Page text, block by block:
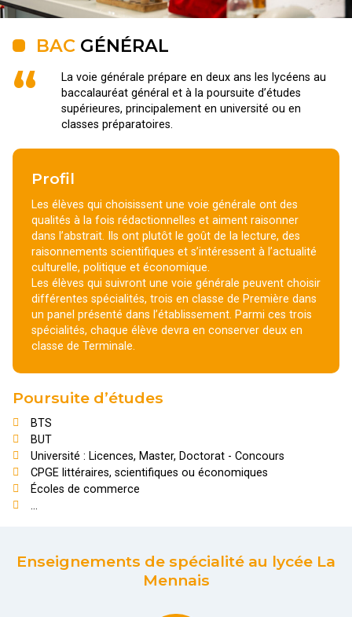
BAC GÉNÉRAL
“
La voie générale prépare en deux ans les lycéens au
baccalauréat général et à la poursuite d’études
supérieures, principalement en université ou en
classes préparatoires.
Profil
Les élèves qui choisissent une voie générale ont des
qualités à la fois rédactionnelles et aiment raisonner
dans l’abstrait. Ils ont plutôt le goût de la lecture, des
raisonnements scientifiques et s’intéressent à l’actualité
culturelle, politique et économique.
Les élèves qui suivront une voie générale peuvent choisir
différentes spécialités, trois en classe de Première dans
un panel présenté dans l’établissement. Parmi ces trois
spécialités, chaque élève devra en conserver deux en
classe de Terminale.
Poursuite d’études
BTS
BUT
Université : Licences, Master, Doctorat - Concours
CPGE littéraires, scientifiques ou économiques
Écoles de commerce
...
Enseignements de spécialité au lycée La
Mennais